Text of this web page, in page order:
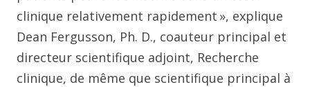
clinique relativement rapidement », explique
Dean Fergusson, Ph. D., coauteur principal et
directeur scientifique adjoint, Recherche
clinique, de même que scientifique principal à